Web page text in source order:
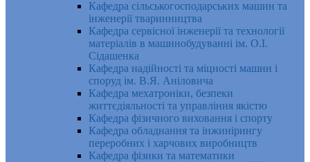
Кафедра сільськогосподарських машин та
інженерії тваринництва
Кафедра cервісної інженерії та технології
матеріалів в машинобудуванні ім. О.І.
Сідашенка
Кафедра надійності та міцності машин і
споруд ім. В.Я. Аніловича
Кафедра мехатроніки, безпеки
життєдіяльності та управління якістю
Кафедра фізичного виховання і спорту
Кафедра обладнання та інжинірингу
переробних і харчових виробництв
Кафедра фізики та математики